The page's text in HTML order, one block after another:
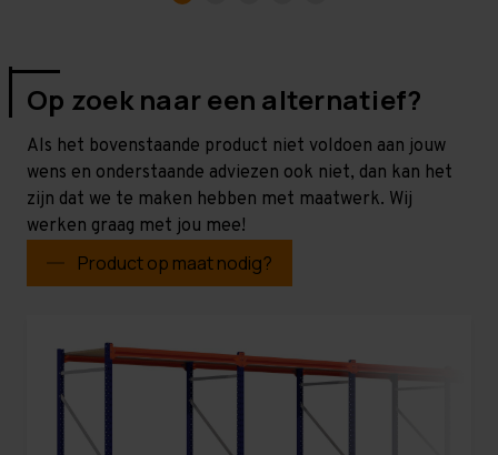
Op zoek naar een alternatief?
Als het bovenstaande product niet voldoen aan jouw
wens en onderstaande adviezen ook niet, dan kan het
zijn dat we te maken hebben met maatwerk. Wij
werken graag met jou mee!
Product op maat nodig?